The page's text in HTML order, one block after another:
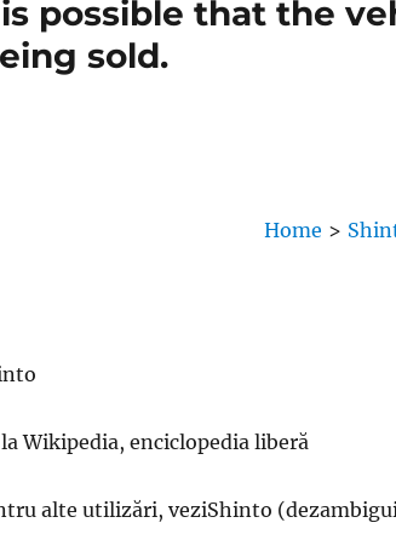
possible that the
sold.
Home >
Wikipedia, enciclopedia liberă
alte utilizări, veziShinto